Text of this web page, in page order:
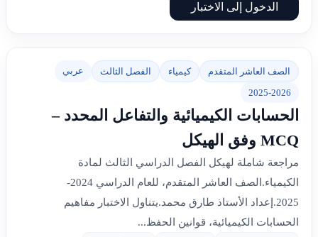
الدخول إلى الاختبار
الصف العاشر المتقدم كيمياء الفصل الثالث عربي
2025-2026
الحسابات الكيميائية والتفاعل المحدد –
MCQ وفق الهيكل
مراجعة شاملة لهيكل الفصل الدراسي الثالث لمادة
الكيمياء.الصف العاشر المتقدم، للعام الدراسي 2024-
2025.إعداد الأستاذ طارق محمد.يتناول الاختبار مفاهيم
الحسابات الكيميائية، قوانين الحفظ...